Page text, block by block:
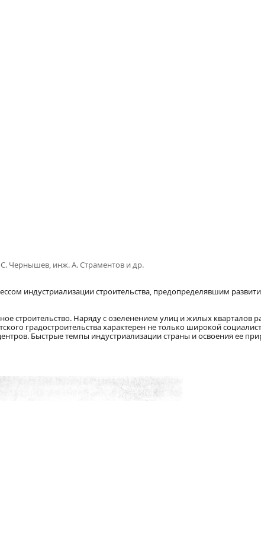
Чернышев, инж. А. Страментов и др.
индустриализации строительства, предопределявшим
строительство. Наряду с озеленением улиц и жилых кварталов
градостроительства характерен не только широкой
Быстрые темпы индустриализации страны и освоения ее